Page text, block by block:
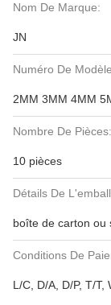
Nom De Marque:
JN
Numéro De
2MM 3MM 4MM
Nombre De Pièces:
10 pièces
Détails De
boîte de carton ou
Conditions De
L/C, D/A, D/P, T/